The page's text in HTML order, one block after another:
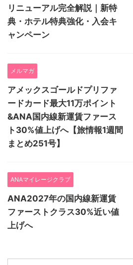
リニューアル完全解説｜新特
典・ホテル特典強化・入会キ
ャンペーン
メルマガ
アメックスゴールドプリファ
ードカード最大11万ポイント
&ANA国内線新運賃ファース
ト30%値上げへ【旅情報1週間
まとめ251号】
ANAマイレージクラブ
ANA2027年の国内線新運賃
ファーストクラス30%近い値
上げへ